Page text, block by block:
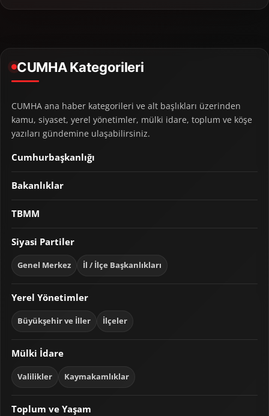
CUMHA Kategorileri
CUMHA ana haber kategorileri ve alt başlıkları üzerinden
kamu, siyaset, yerel yönetimler, mülki idare, toplum ve köşe
yazıları gündemine ulaşabilirsiniz.
Cumhurbaşkanlığı
Bakanlıklar
TBMM
Siyasi Partiler
Genel Merkez İl / İlçe Başkanlıkları
Yerel Yönetimler
Büyükşehir ve İller İlçeler
Mülki İdare
Valilikler Kaymakamlıklar
Toplum ve Yaşam